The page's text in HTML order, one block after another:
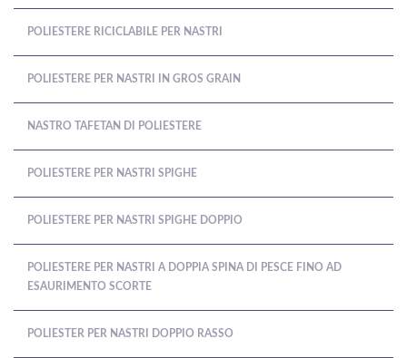
POLIESTERE RICICLABILE PER NASTRI
POLIESTERE PER NASTRI IN GROS GRAIN
NASTRO TAFETAN DI POLIESTERE
POLIESTERE PER NASTRI SPIGHE
POLIESTERE PER NASTRI SPIGHE DOPPIO
POLIESTERE PER NASTRI A DOPPIA SPINA DI PESCE FINO AD
ESAURIMENTO SCORTE
POLIESTER PER NASTRI DOPPIO RASSO